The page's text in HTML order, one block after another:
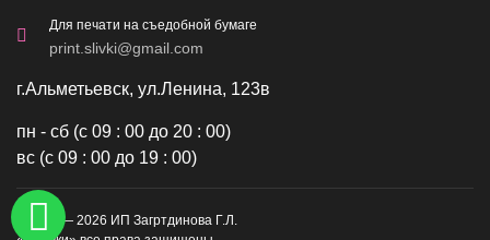
Для печати на съедобной бумаге
print.slivki@gmail.com
г.Альметьевск, ул.Ленина, 123в
пн - сб (с 09 : 00 до 20 : 00)
вс (с 09 : 00 до 19 : 00)
©2019 — 2026 ИП Загртдинова Г.Л.